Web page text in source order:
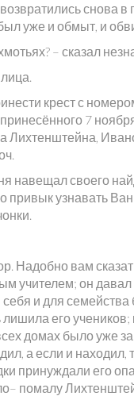
снова
уже и обмыт, и
– сказал
крест с
7
Лихтенштейна,
навещал своего
привык узнавать
Надобно вам
учителем; он
и для
его учеников;
домах было уже
а если и находил,
принуждали его
помалу